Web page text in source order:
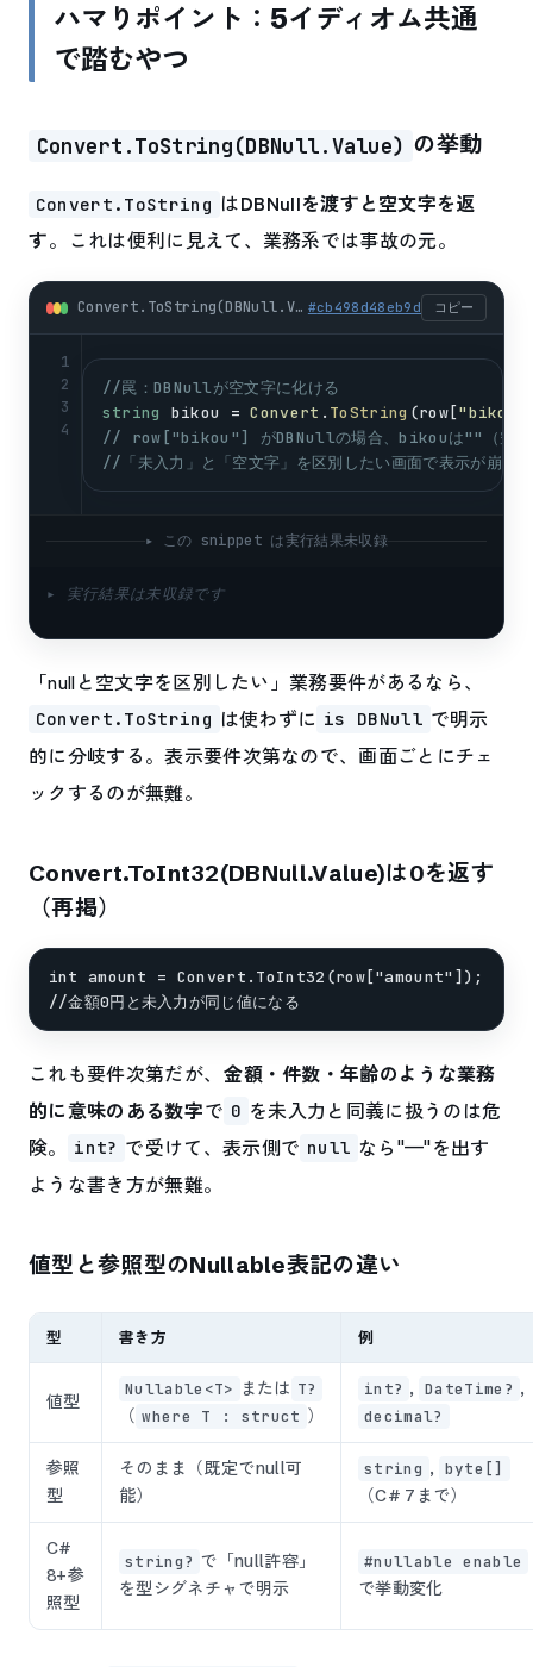
ハマりポイント：5イディオム共通
で踏むやつ
Convert.ToString(DBNull.Value) の挙動
Convert.ToString はDBNullを渡すと空文字を返
す。これは便利に見えて、業務系では事故の元。
Convert.ToString(DBNull.Value)の挙動 (csharp) #cb498d48eb9d コピー
1
2
3
4
//罠：DBNullが空文字に化ける
string
bikou = Convert . ToString (row["bikou"
// row["bikou"] がDBNullの場合、bikouは""（空文
//「未入力」と「空文字」を区別したい画面で表示が崩れる
▸ この snippet は実行結果未収録
▸ 実行結果は未収録です
「nullと空文字を区別したい」業務要件があるなら、
Convert.ToString は使わずに is DBNull で明示
的に分岐する。表示要件次第なので、画面ごとにチェ
ックするのが無難。
Convert.ToInt32(DBNull.Value)は0を返す
（再掲）
int amount = Convert.ToInt32(row["amount"]);  //
これも要件次第だが、 金額・件数・年齢のような業務
的に意味のある数字で 0 を未入力と同義に扱うのは危
険。
int? で受けて、表示側で null なら"—"を出す
ような書き方が無難。
値型と参照型のNullable表記の違い
型 書き方 例
値型
Nullable<T> または T?
（ where T : struct ）
int? , DateTime? ,
decimal?
参照
型
そのまま（既定でnull可
能）
string , byte[]
（C# 7まで）
C#
8+参
照型
string? で「null許容」
を型シグネチャで明示
#nullable enable
で挙動変化